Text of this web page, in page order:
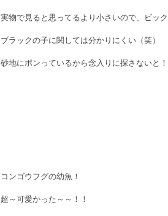
実物で見ると思ってるより小さいので、ビッ
ブラックの子に関しては分かりにくい（笑）
砂地にポンっているから念入りに探さないと！
コンゴウフグの幼魚！
超～可愛かった～～！！